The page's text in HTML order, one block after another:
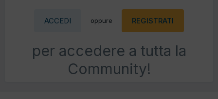
ACCEDI oppure REGISTRATI
per accedere a tutta la
Community!